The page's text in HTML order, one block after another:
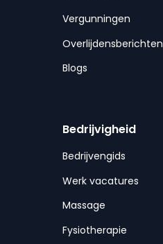
Vergunningen
Overlijdensberichten
Blogs
Bedrijvigheid
Bedrijvengids
Werk vacatures
Massage
Fysiotherapie